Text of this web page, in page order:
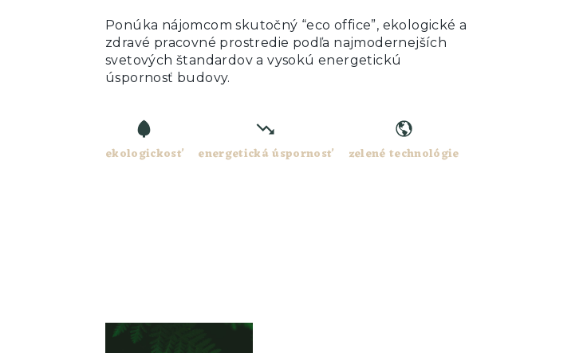
Ponúka nájomcom skutočný “eco office”, ekologické a
zdravé pracovné prostredie podľa najmodernejších
svetových štandardov a vysokú energetickú
úspornosť budovy.
ekologickosť energetická úspornosť zelené technológie